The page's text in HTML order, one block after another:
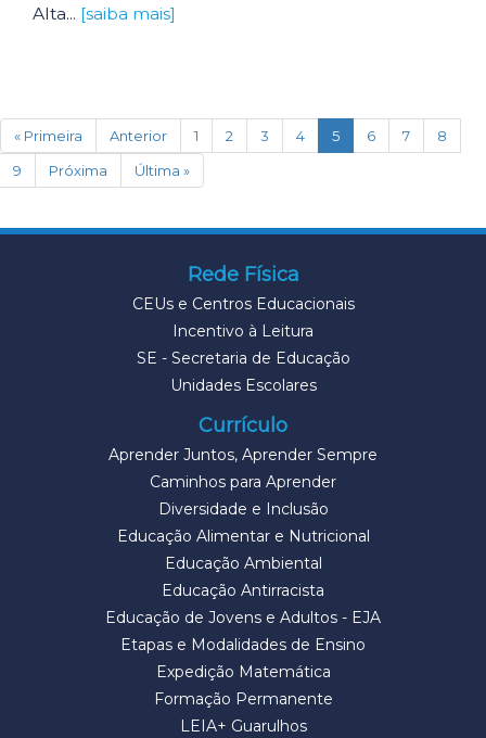
Alta... [saiba mais]
« Primeira Anterior 1 2 3 4 5(current)
6 7
8
9
Próxima Última »
Rede Física
CEUs e Centros Educacionais
Incentivo à Leitura
SE - Secretaria de Educação
Unidades Escolares
Currículo
Aprender Juntos, Aprender Sempre
Caminhos para Aprender
Diversidade e Inclusão
Educação Alimentar e Nutricional
Educação Ambiental
Educação Antirracista
Educação de Jovens e Adultos - EJA
Etapas e Modalidades de Ensino
Expedição Matemática
Formação Permanente
LEIA+ Guarulhos